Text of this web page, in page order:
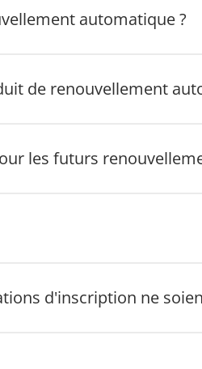
automatique ?
de renouvellement
les futurs
d'inscription ne